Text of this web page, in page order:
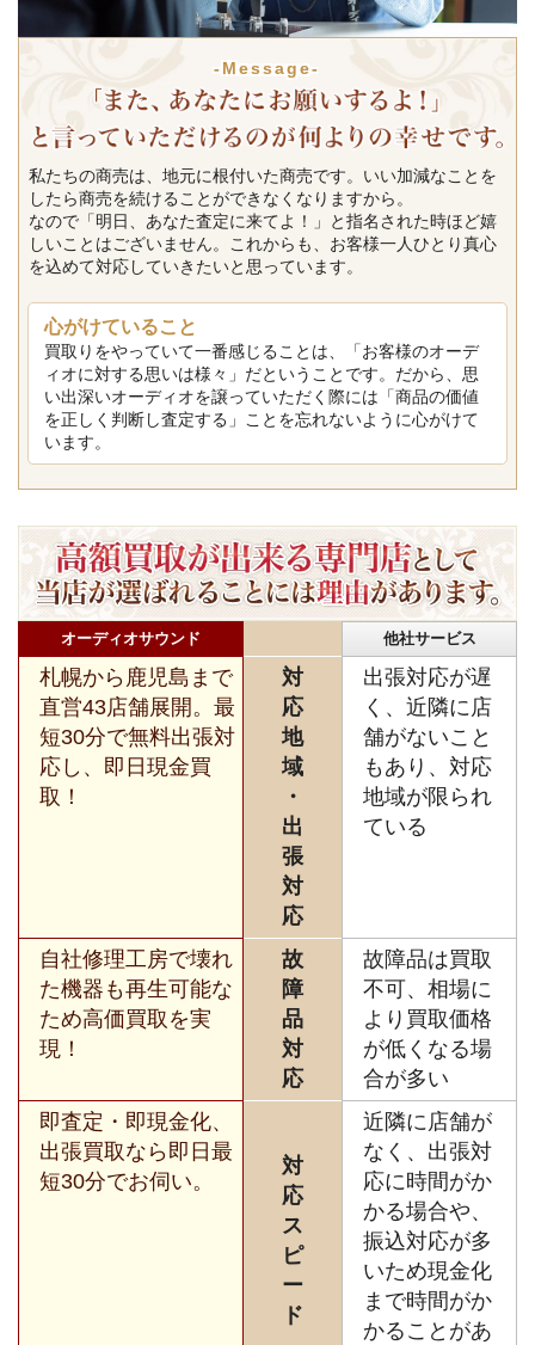
-Message-
私たちの商売は、地元に根付いた商売です。いい加減なことを
したら商売を続けることができなくなりますから。
なので「明日、あなた査定に来てよ！」と指名された時ほど嬉
しいことはございません。これからも、お客様一人ひとり真心
を込めて対応していきたいと思っています。
心がけていること
買取りをやっていて一番感じることは、「お客様のオーデ
ィオに対する思いは様々」だということです。だから、思
い出深いオーディオを譲っていただく際には「商品の価値
を正しく判断し査定する」ことを忘れないように心がけて
います。
オーディオサウンド 他社サービス
札幌から鹿児島まで
直営43店舗展開。最
短30分で無料出張対
応し、即日現金買
取！
対
応
地
域
・
出
張
対
応
出張対応が遅
く、近隣に店
舗がないこと
もあり、対応
地域が限られ
ている
自社修理工房で壊れ
た機器も再生可能な
ため高価買取を実
現！
故
障
品
対
応
故障品は買取
不可、相場に
より買取価格
が低くなる場
合が多い
即査定・即現金化、
出張買取なら即日最
短30分でお伺い。
対
応
ス
ピ
ー
ド
近隣に店舗が
なく、出張対
応に時間がか
かる場合や、
振込対応が多
いため現金化
まで時間がか
かることがあ